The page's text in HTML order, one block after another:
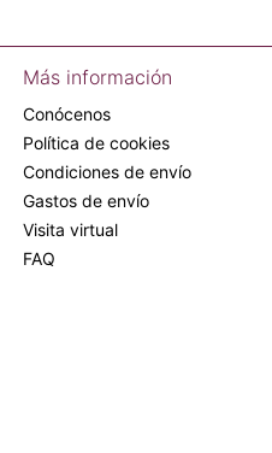
Más información
Conócenos
Política de cookies
Condiciones de envío
Gastos de envío
Visita virtual
FAQ